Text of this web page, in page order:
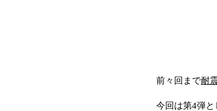
前々回まで耐
今回は第4弾と